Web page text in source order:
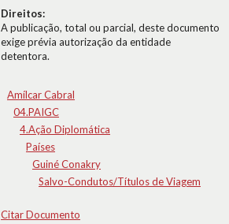
Direitos:
A publicação, total ou parcial, deste documento
exige prévia autorização da entidade
detentora.
Amílcar Cabral
04.PAIGC
4.Ação Diplomática
Países
Guiné Conakry
Salvo-Condutos/Títulos de Viagem
Citar Documento